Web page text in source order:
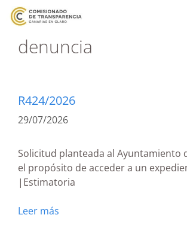
denuncia
R424/2026
29/07/2026
Solicitud planteada al Ayuntamiento
el propósito de acceder a un
|Estimatoria
Leer más